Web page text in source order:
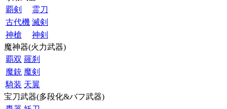
覇剣
霊刀
古代機 滅剣
神槍
神剣
魔神器(火力武器)
覇双 羅刹
魔銃 魔剣
騎装 天翼
宝刀武器(多段化&バフ武器)